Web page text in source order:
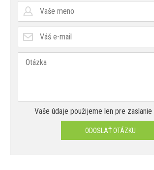
Vaše údaje použijeme len pre
ODOSLAŤ OTÁZKU